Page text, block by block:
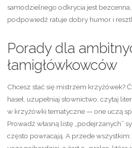
samodzielnego odkrycia jest
podpowiedź ratuje dobry humor i
Porady dla
łamigłówkowców
Chcesz stać się mistrzem krzyżówek?
haseł, uzupełniaj słownictwo, czytaj
w krzyżówki tematyczne — one uczą
Prowadź własną listę „podejrzanych”
często powracają. A przede wszystkim: